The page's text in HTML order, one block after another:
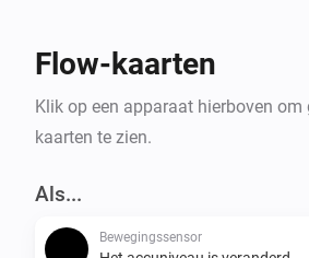
Flow-kaarten
Klik op een apparaat hierboven om
kaarten te zien.
Als...
Bewegingssensor